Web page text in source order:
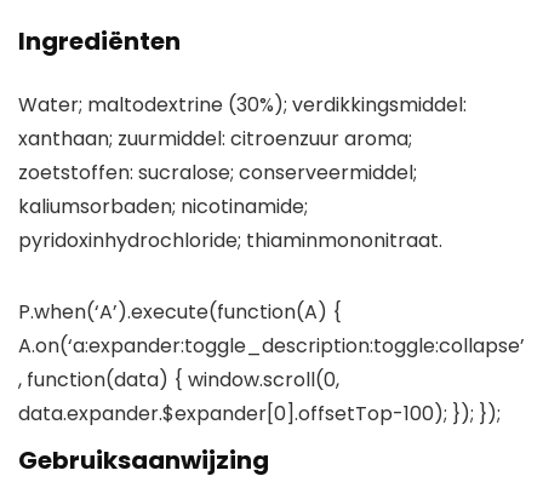
Ingrediënten
Water; maltodextrine (30%); verdikkingsmiddel:
xanthaan; zuurmiddel: citroenzuur aroma;
zoetstoffen: sucralose; conserveermiddel;
kaliumsorbaden; nicotinamide;
pyridoxinhydrochloride; thiaminmononitraat.
P.when(‘A’).execute(function(A) {
A.on(‘a:expander:toggle_description:toggle:collapse’
, function(data) { window.scroll(0,
data.expander.$expander[0].offsetTop-100); }); });
Gebruiksaanwijzing